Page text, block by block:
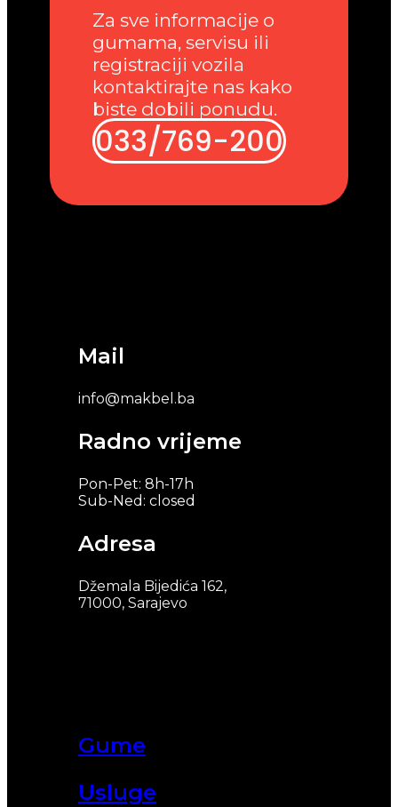
Gume
Usluge
Mail
info@makbel.ba
Radno vrijeme
Pon-Pet: 8h-17h
Sub-Ned: closed
Adresa
Džemala Bijedića 162,
71000, Sarajevo
Za sve informacije o
gumama, servisu ili
registraciji vozila
kontaktirajte nas kako
biste dobili ponudu.
033/769-200